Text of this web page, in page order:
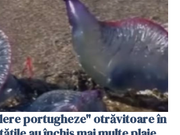
portugheze" otrăvitoare în